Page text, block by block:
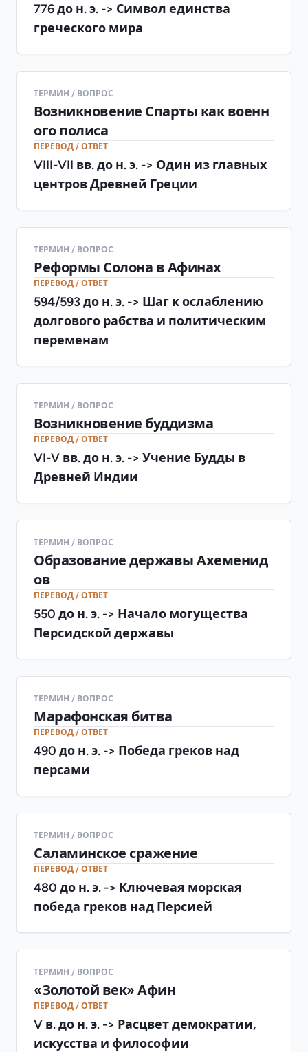
776 до н. э. -> Символ единства
греческого мира
ТЕРМИН / ВОПРОС
Возникновение Спарты как военн
ого полиса
ПЕРЕВОД / ОТВЕТ
VIII-VII вв. до н. э. -> Один из главных
центров Древней Греции
ТЕРМИН / ВОПРОС
Реформы Солона в Афинах
ПЕРЕВОД / ОТВЕТ
594/593 до н. э. -> Шаг к ослаблению
долгового рабства и политическим
переменам
ТЕРМИН / ВОПРОС
Возникновение буддизма
ПЕРЕВОД / ОТВЕТ
VI-V вв. до н. э. -> Учение Будды в
Древней Индии
ТЕРМИН / ВОПРОС
Образование державы Ахеменид
ов
ПЕРЕВОД / ОТВЕТ
550 до н. э. -> Начало могущества
Персидской державы
ТЕРМИН / ВОПРОС
Марафонская битва
ПЕРЕВОД / ОТВЕТ
490 до н. э. -> Победа греков над
персами
ТЕРМИН / ВОПРОС
Саламинское сражение
ПЕРЕВОД / ОТВЕТ
480 до н. э. -> Ключевая морская
победа греков над Персией
ТЕРМИН / ВОПРОС
«Золотой век» Афин
ПЕРЕВОД / ОТВЕТ
V в. до н. э. -> Расцвет демократии,
искусства и философии